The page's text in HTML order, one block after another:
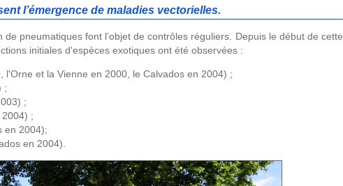
l’émergence de maladies vectorielles.
pneumatiques font l’objet de contrôles réguliers. Depuis le début de cette
initiales d'espèces exotiques ont été observées :
l'Orne et la Vienne en 2000, le Calvados en 2004) ;
;
;
;
en 2004);
en 2004).